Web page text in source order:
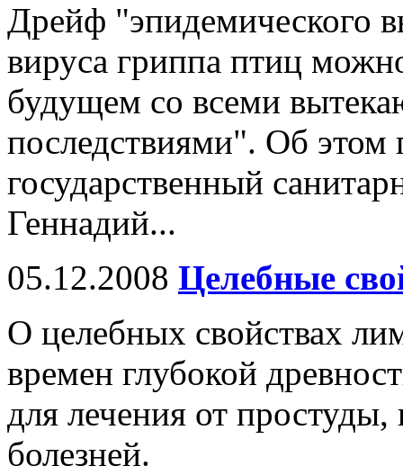
Дрейф "эпидемического
вируса гриппа птиц
будущем со всеми
последствиями". Об этом
государственный
Геннадий...
05.12.2008 Целебные
О целебных свойствах
времен глубокой
для лечения от
болезней.